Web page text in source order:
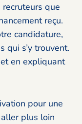
que
reçu.
candidature,
qui s’y trouvent.
en expliquant
pour une
aller plus loin